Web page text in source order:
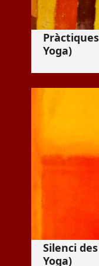
Yoga)
Silenci
Yoga)